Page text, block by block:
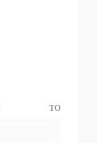
TOP3交易国